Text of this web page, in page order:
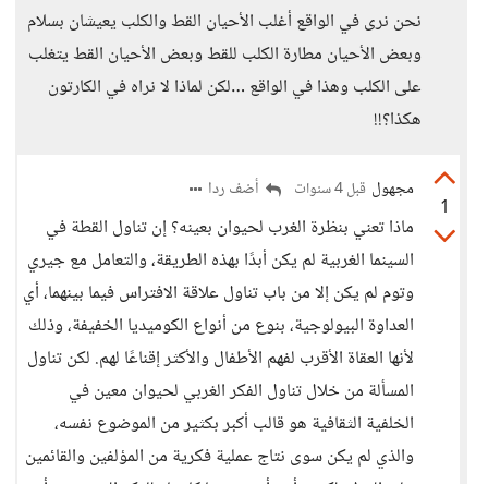
نحن نرى في الواقع أغلب الأحيان القط والكلب يعيشان بسلام
وبعض الأحيان مطارة الكلب للقط وبعض الأحيان القط يتغلب
على الكلب وهذا في الواقع …لكن لماذا لا نراه في الكارتون
هكذا؟!!
1
مجهول قبل 4 سنوات أضف ردا
ماذا تعني بنظرة الغرب لحيوان بعينه؟ إن تناول القطة في
السينما الغربية لم يكن أبدًا بهذه الطريقة، والتعامل مع جيري
وتوم لم يكن إلا من باب تناول علاقة الافتراس فيما بينهما، أي
العداوة البيولوجية، بنوع من أنواع الكوميديا الخفيفة، وذلك
لأنها العقاة الأقرب لفهم الأطفال والأكثر إقناعًا لهم. لكن تناول
المسألة من خلال تناول الفكر الغربي لحيوان معين في
الخلفية الثقافية هو قالب أكبر بكثير من الموضوع نفسه،
والذي لم يكن سوى نتاج عملية فكرية من المؤلفين والقائمين